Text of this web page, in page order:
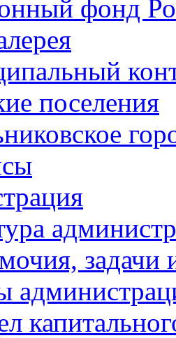
фонд
поселения
задачи